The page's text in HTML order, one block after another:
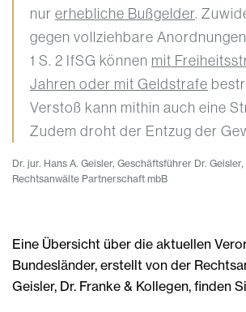
nur erhebliche Bußgelder.
gegen vollziehbare
1 S. 2 IfSG können mit
Jahren oder mit Geldstrafe
Verstoß kann mithin auch eine
Zudem droht der Entzug der
Dr. jur. Hans A. Geisler, Geschäftsführer Dr. Geisler,
Rechtsanwälte Partnerschaft mbB
Eine Übersicht über die aktuellen
Bundesländer, erstellt von der
Geisler, Dr. Franke & Kollegen, finden